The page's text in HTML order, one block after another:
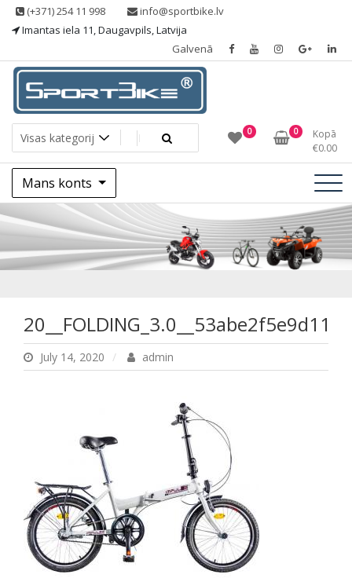
Skip (+371) 254 11 998
info@sportbike.lv
Imantas iela 11, Daugavpils, Latvija
Galvenā
Sportbike
Sporting goods 0 0
Kopā
€0.00
Mans konts
20__FOLDING_3.0__53abe2f5e9d11
July 14, 2020 admin